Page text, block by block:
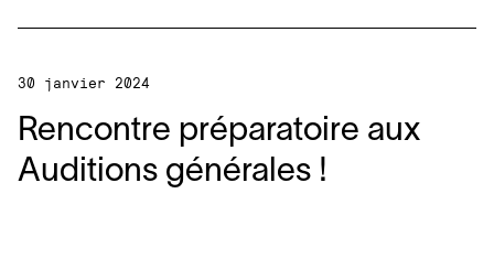
30 janvier 2024
Rencontre préparatoire aux
Auditions générales !